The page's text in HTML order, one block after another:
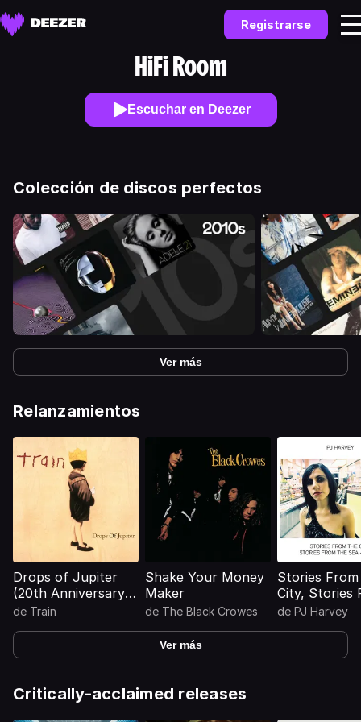
Registrarse
HiFi Room
Escuchar en Deezer
Colección de discos perfectos
Ver más
Relanzamientos
Drops of Jupiter
(20th Anniversary
Edition)
de Train
Shake Your Money
Maker
de The Black Crowes
Stories
City, Stories
The Sea -
de PJ Harvey
Ver más
Critically-acclaimed releases